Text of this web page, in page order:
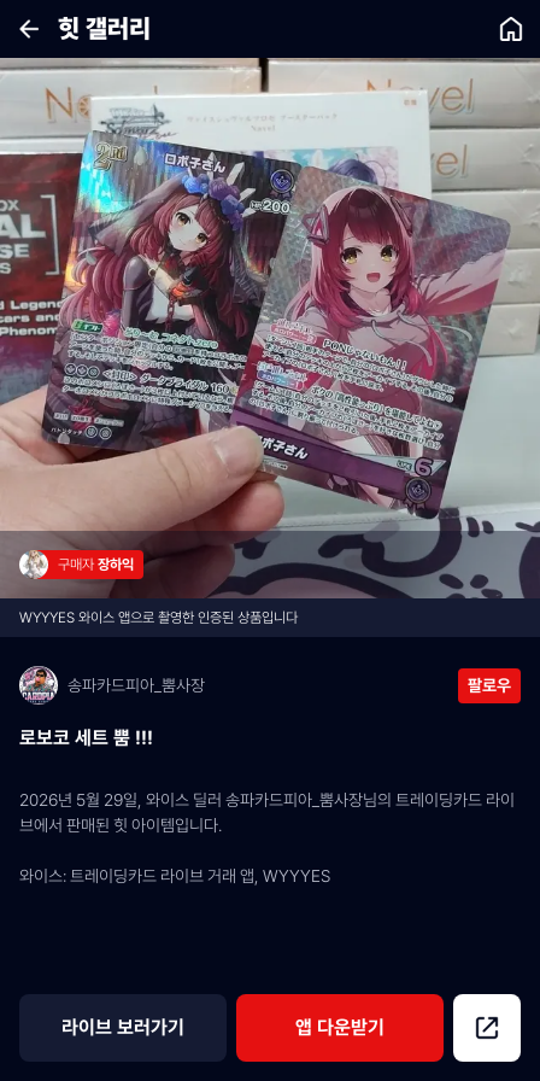
힛 갤러리
구매자 장하익
WYYYES 와이스 앱으로 촬영한 인증된 상품입니다
송파카드피아_뿜사장 팔로우
로보코 세트 뿜 !!!
2026년 5월 29일, 와이스 딜러 송파카드피아_뿜사장님의 트레이딩카드 라이
브에서 판매된 힛 아이템입니다.
와이스: 트레이딩카드 라이브 거래 앱, WYYYES
라이브 보러가기 앱 다운받기